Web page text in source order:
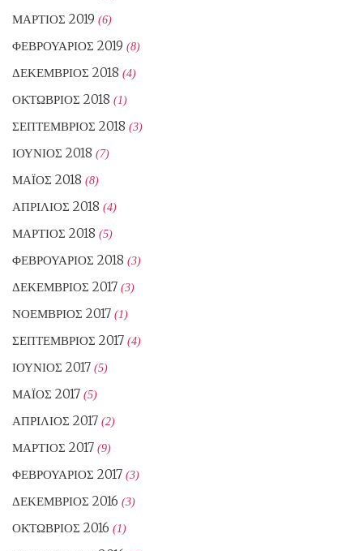
ΜΆΡΤΙΟΣ 2019 (6)
ΦΕΒΡΟΥΆΡΙΟΣ 2019 (8)
ΔΕΚΈΜΒΡΙΟΣ 2018 (4)
ΟΚΤΏΒΡΙΟΣ 2018 (1)
ΣΕΠΤΈΜΒΡΙΟΣ 2018 (3)
ΙΟΎΝΙΟΣ 2018 (7)
ΜΆΙΟΣ 2018 (8)
ΑΠΡΊΛΙΟΣ 2018 (4)
ΜΆΡΤΙΟΣ 2018 (5)
ΦΕΒΡΟΥΆΡΙΟΣ 2018 (3)
ΔΕΚΈΜΒΡΙΟΣ 2017 (3)
ΝΟΈΜΒΡΙΟΣ 2017 (1)
ΣΕΠΤΈΜΒΡΙΟΣ 2017 (4)
ΙΟΎΝΙΟΣ 2017 (5)
ΜΆΙΟΣ 2017 (5)
ΑΠΡΊΛΙΟΣ 2017 (2)
ΜΆΡΤΙΟΣ 2017 (9)
ΦΕΒΡΟΥΆΡΙΟΣ 2017 (3)
ΔΕΚΈΜΒΡΙΟΣ 2016 (3)
ΟΚΤΏΒΡΙΟΣ 2016 (1)